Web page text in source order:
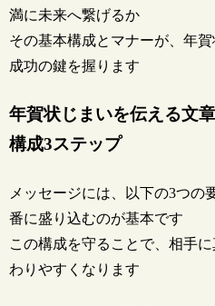
満に未来へ繋げるか
その基本構成とマナーが、年
成功の鍵を握ります
年賀状じまいを伝える文
構成3ステップ
メッセージには、以下の3つの
番に盛り込むのが基本です
この構成を守ることで、相手
わりやすくなります